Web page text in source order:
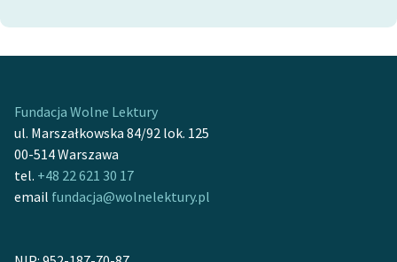
Fundacja Wolne Lektury
ul. Marszałkowska 84/92 lok. 125
00-514 Warszawa
tel. +48 22 621 30 17
email fundacja@wolnelektury.pl